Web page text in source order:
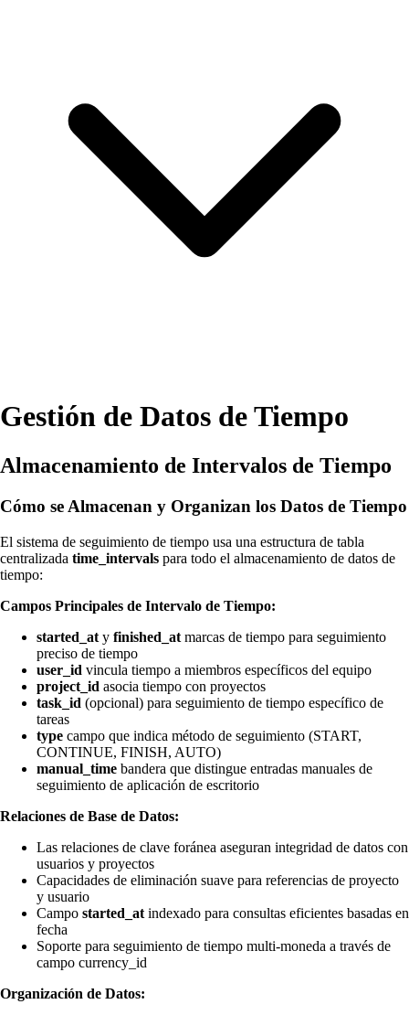
Gestión de Datos de Tiempo
Almacenamiento de Intervalos de Tiempo
Cómo se Almacenan y Organizan los Datos de Tiempo
El sistema de seguimiento de tiempo usa una estructura de tabla
centralizada time_intervals para todo el almacenamiento de datos de
tiempo:
Campos Principales de Intervalo de Tiempo:
started_at y finished_at marcas de tiempo para seguimiento
preciso de tiempo
user_id vincula tiempo a miembros específicos del equipo
project_id asocia tiempo con proyectos
task_id (opcional) para seguimiento de tiempo específico de
tareas
type campo que indica método de seguimiento (START,
CONTINUE, FINISH, AUTO)
manual_time bandera que distingue entradas manuales de
seguimiento de aplicación de escritorio
Relaciones de Base de Datos:
Las relaciones de clave foránea aseguran integridad de datos con
usuarios y proyectos
Capacidades de eliminación suave para referencias de proyecto
y usuario
Campo started_at indexado para consultas eficientes basadas en
fecha
Soporte para seguimiento de tiempo multi-moneda a través de
campo currency_id
Organización de Datos: